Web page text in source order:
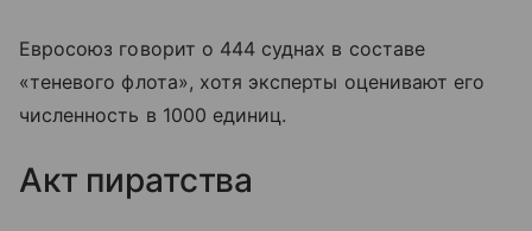
Евросоюз говорит о 444 суднах в составе
«теневого флота», хотя эксперты оценивают его
численность в 1000 единиц.
Акт пиратства